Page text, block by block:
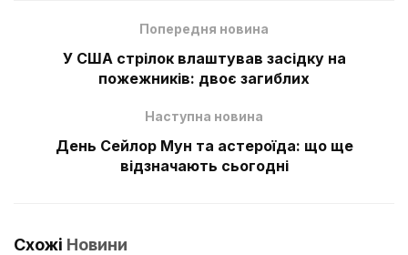
Попередня новина
У США стрілок влаштував засідку на
пожежників: двоє загиблих
Наступна новина
День Сейлор Мун та астероїда: що ще
відзначають сьогодні
Схожі Новини